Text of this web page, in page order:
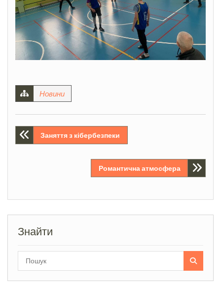
Новини
Навігація
Заняття з кібербезпеки
Романтична атмосфера
Знайти